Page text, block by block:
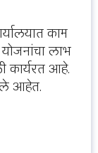
काम
लाभ
कार्यरत आहे.
आहेत.